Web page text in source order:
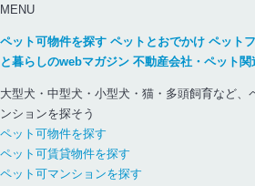
MENU
ペット可物件を探す ペットとおでかけ ペット
と暮らしのwebマガジン 不動産会社・ペット
大型犬・中型犬・小型犬・猫・多頭飼育など、
ンションを探そう
ペット可物件を探す
ペット可賃貸物件を探す
ペット可マンションを探す